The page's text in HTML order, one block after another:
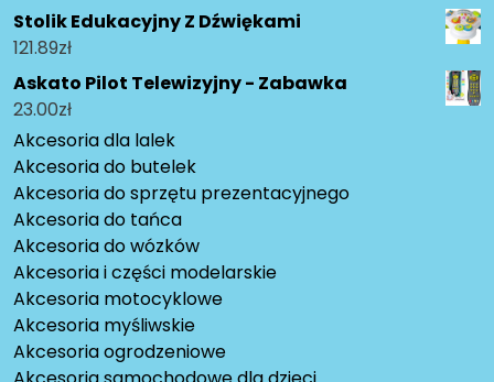
Stolik Edukacyjny Z Dźwiękami
121.89zł
Askato Pilot Telewizyjny - Zabawka
23.00zł
Akcesoria dla lalek
Akcesoria do butelek
Akcesoria do sprzętu prezentacyjnego
Akcesoria do tańca
Akcesoria do wózków
Akcesoria i części modelarskie
Akcesoria motocyklowe
Akcesoria myśliwskie
Akcesoria ogrodzeniowe